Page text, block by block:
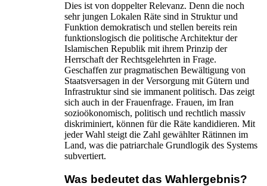
Dies ist von doppelter Relevanz. Denn die noch
sehr jungen Lokalen Räte sind in Struktur und
Funktion demokratisch und stellen bereits rein
funktionslogisch die politische Architektur der
Islamischen Republik mit ihrem Prinzip der
Herrschaft der Rechtsgelehrten in Frage.
Geschaffen zur pragmatischen Bewältigung von
Staatsversagen in der Versorgung mit Gütern und
Infrastruktur sind sie immanent politisch. Das zeigt
sich auch in der Frauenfrage. Frauen, im Iran
sozioökonomisch, politisch und rechtlich massiv
diskriminiert, können für die Räte kandidieren. Mit
jeder Wahl steigt die Zahl gewählter Rätinnen im
Land, was die patriarchale Grundlogik des Systems
subvertiert.
Was bedeutet das Wahlergebnis?